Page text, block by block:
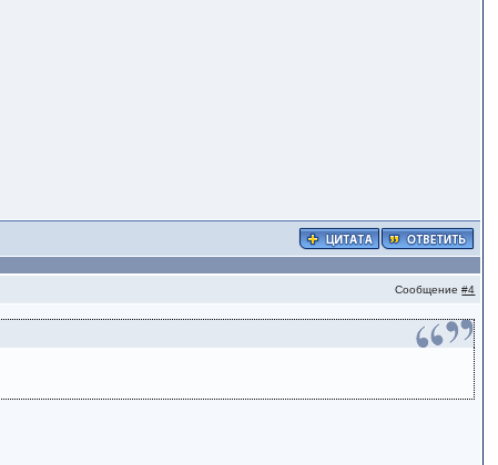
Сообщение#4